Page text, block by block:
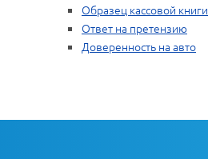
Образец кассовой книги
Ответ на претензию
Доверенность на авто